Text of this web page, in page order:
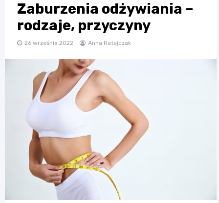
Zaburzenia odżywiania –
rodzaje, przyczyny
26 września 2022 Anna Ratajczak